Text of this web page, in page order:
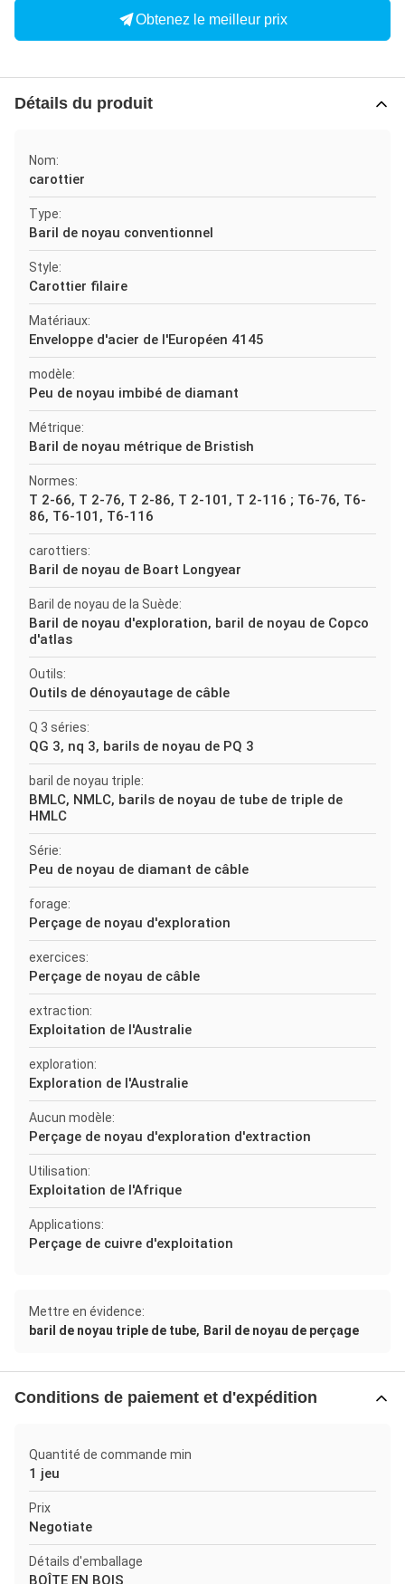
Obtenez le meilleur prix
Détails du produit
Nom:
carottier
Type:
Baril de noyau conventionnel
Style:
Carottier filaire
Matériaux:
Enveloppe d'acier de l'Européen 4145
modèle:
Peu de noyau imbibé de diamant
Métrique:
Baril de noyau métrique de Bristish
Normes:
T 2-66, T 2-76, T 2-86, T 2-101, T 2-116 ; T6-76, T6-
86, T6-101, T6-116
carottiers:
Baril de noyau de Boart Longyear
Baril de noyau de la Suède:
Baril de noyau d'exploration, baril de noyau de Copco
d'atlas
Outils:
Outils de dénoyautage de câble
Q 3 séries:
QG 3, nq 3, barils de noyau de PQ 3
baril de noyau triple:
BMLC, NMLC, barils de noyau de tube de triple de
HMLC
Série:
Peu de noyau de diamant de câble
forage:
Perçage de noyau d'exploration
exercices:
Perçage de noyau de câble
extraction:
Exploitation de l'Australie
exploration:
Exploration de l'Australie
Aucun modèle:
Perçage de noyau d'exploration d'extraction
Utilisation:
Exploitation de l'Afrique
Applications:
Perçage de cuivre d'exploitation
Mettre en évidence:
baril de noyau triple de tube, Baril de noyau de perçage
Conditions de paiement et d'expédition
Quantité de commande min
1 jeu
Prix
Negotiate
Détails d'emballage
BOÎTE EN BOIS